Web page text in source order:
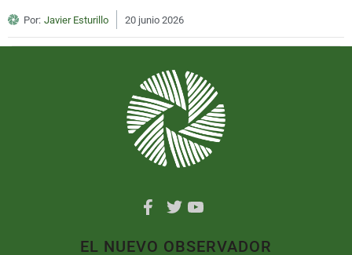
Por: Javier Esturillo 20 junio 2026
EL NUEVO OBSERVADOR